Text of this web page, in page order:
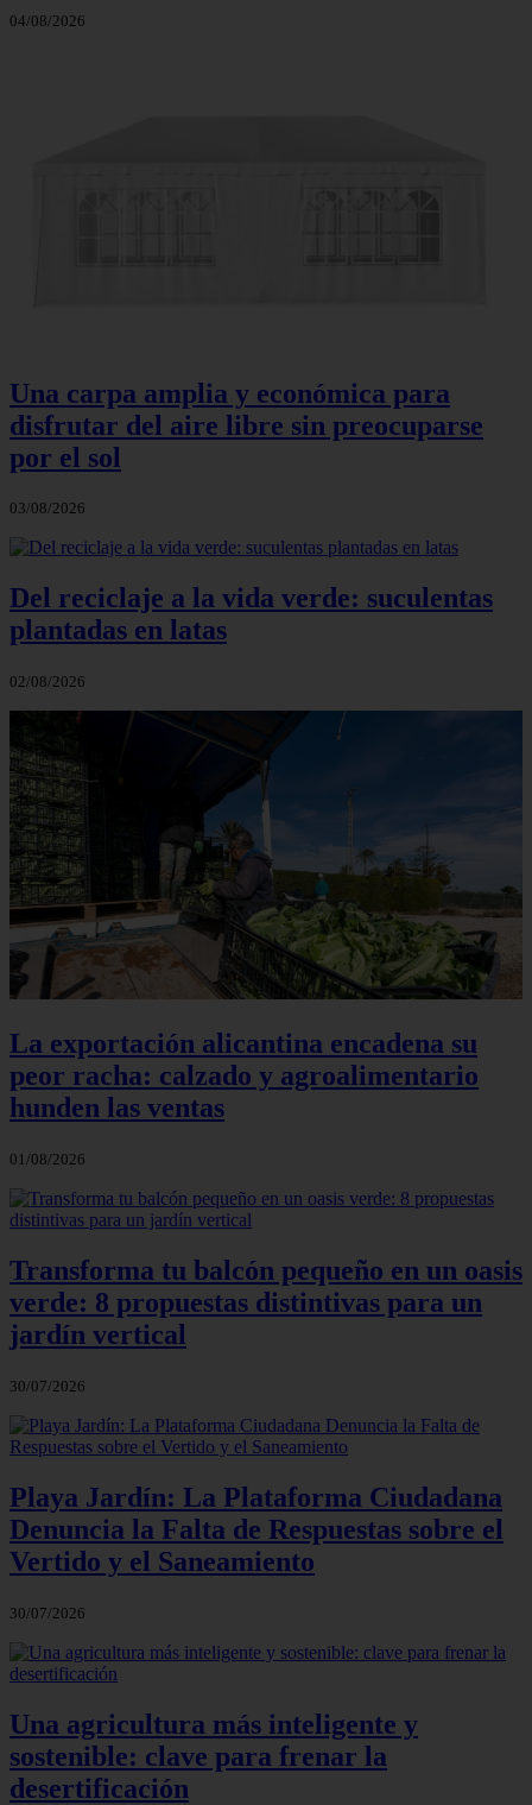
04/08/2026
Una carpa amplia y económica para
disfrutar del aire libre sin preocuparse
por el sol
03/08/2026
Del reciclaje a la vida verde: suculentas
plantadas en latas
02/08/2026
La exportación alicantina encadena su
peor racha: calzado y agroalimentario
hunden las ventas
01/08/2026
Transforma tu balcón pequeño en un oasis
verde: 8 propuestas distintivas para un
jardín vertical
30/07/2026
Playa Jardín: La Plataforma Ciudadana
Denuncia la Falta de Respuestas sobre el
Vertido y el Saneamiento
30/07/2026
Una agricultura más inteligente y
sostenible: clave para frenar la
desertificación